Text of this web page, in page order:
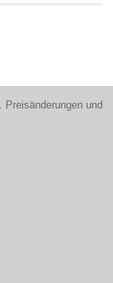
. Preisänderungen und